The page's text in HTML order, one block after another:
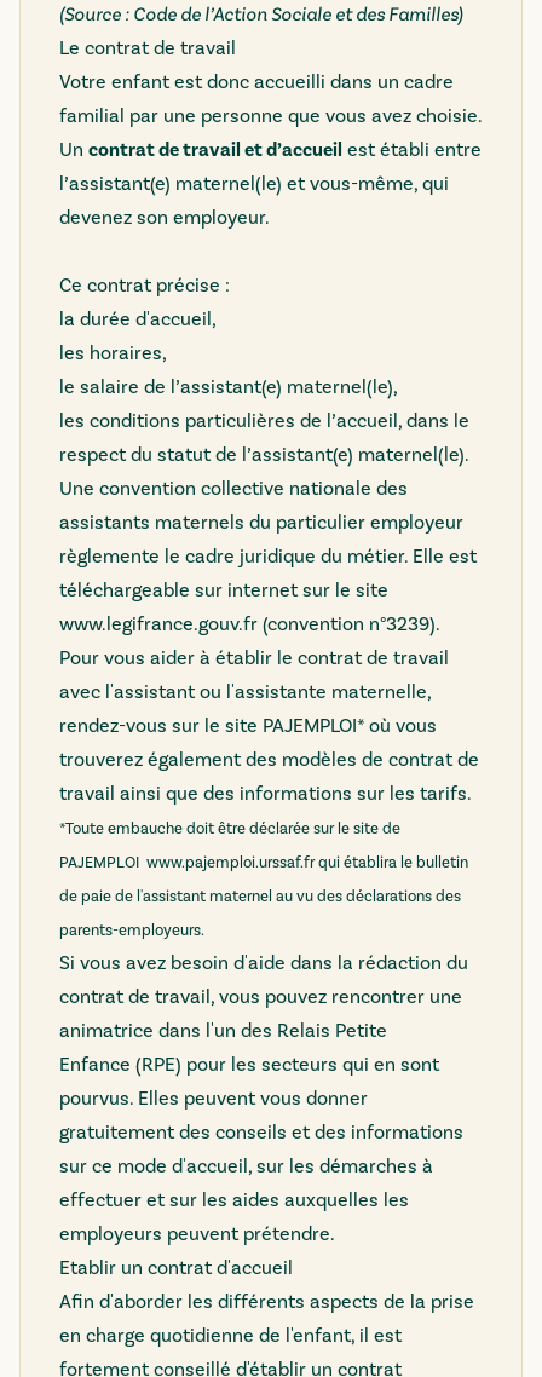
(Source : Code de l’Action Sociale et des Familles)
Le contrat de travail
Votre enfant est donc accueilli dans un cadre
familial par une personne que vous avez choisie.
Un contrat de travail et d’accueil est établi entre
l’assistant(e) maternel(le) et vous-même, qui
devenez son employeur.
Ce contrat précise :
la durée d'accueil,
les horaires,
le salaire de l’assistant(e) maternel(le),
les conditions particulières de l’accueil, dans le
respect du statut de l’assistant(e) maternel(le).
Une convention collective nationale des
assistants maternels du particulier employeur
règlemente le cadre juridique du métier. Elle est
téléchargeable sur internet sur le site
www.legifrance.gouv.fr (convention n°3239).
Pour vous aider à établir le contrat de travail
avec l'assistant ou l'assistante maternelle,
rendez-vous sur le site PAJEMPLOI* où vous
trouverez également des modèles de contrat de
travail ainsi que des informations sur les tarifs.
*Toute embauche doit être déclarée sur le site de
PAJEMPLOI www.pajemploi.urssaf.frqui établira le bulletin
de paie de l'assistant maternel au vu des déclarations des
parents-employeurs.
Si vous avez besoin d'aide dans la rédaction du
contrat de travail, vous pouvez rencontrer une
animatrice dans l'un des Relais Petite
Enfance (RPE) pour les secteurs qui en sont
pourvus. Elles peuvent vous donner
gratuitement des conseils et des informations
sur ce mode d'accueil, sur les démarches à
effectuer et sur les aides auxquelles les
employeurs peuvent prétendre.
Etablir un contrat d'accueil
Afin d'aborder les différents aspects de la prise
en charge quotidienne de l'enfant, il est
fortement conseillé d'établir un contrat